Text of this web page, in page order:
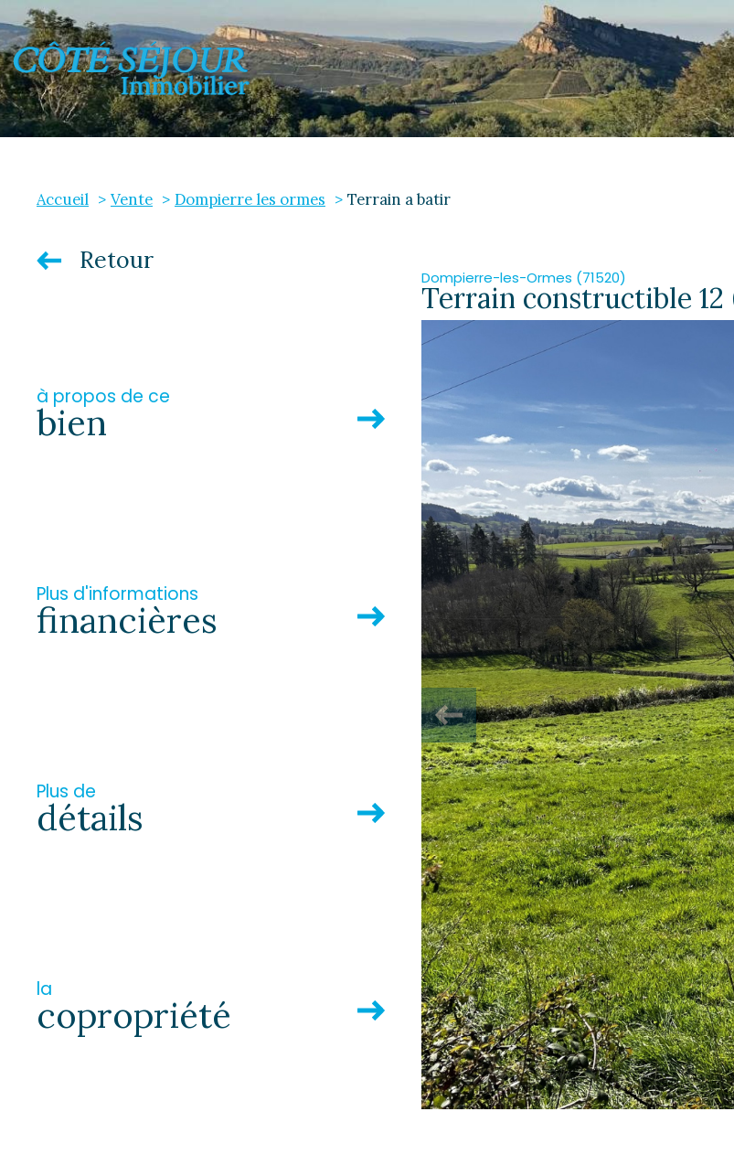
Accueil Vente Dompierre les ormes Terrain a batir
Retour
Dompierre-les-Ormes (71520)
Terrain constructible
à propos de ce
bien
Plus d'informations
financières
Plus de
détails
la
copropriété